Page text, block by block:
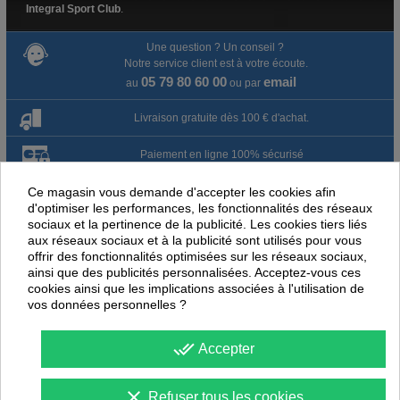
Integral Sport Club
Une question ? Un conseil ?
Notre service client est à votre écoute.
au 05 79 80 60 00ou par email
Livraison gratuite dès 100 € d'achat.
Paiement en ligne 100% sécurisé
Paiement par virement
Satisfait ou remboursé jusqu'à 60 jours
NOUS PENSONS QUE CES ARTICLES
PEUVENT ÉGALEMENT VOUS INTÉRESSER
-35% -45
Ce magasin vous demande d'accepter les cookies afin
d'optimiser les performances, les fonctionnalités des réseaux
sociaux et la pertinence de la publicité. Les cookies tiers liés
aux réseaux sociaux et à la publicité sont utilisés pour vous
offrir des fonctionnalités optimisées sur les réseaux sociaux,
ainsi que des publicités personnalisées. Acceptez-vous ces
cookies ainsi que les implications associées à l'utilisation de
vos données personnelles ?
done_all Accepter
Refuser tous les cookies